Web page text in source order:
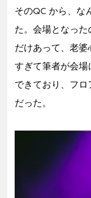
そのQC から、な
た。会場となった
だけあって、老
すぎて筆者が会
できており、フ
だった。